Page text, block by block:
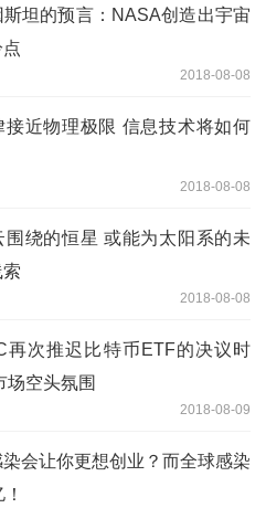
坦的预言：NASA创造出宇宙
2018-08-08
接近物理极限 信息技术将如何
2018-08-08
围绕的恒星 或能为太阳系的未
2018-08-08
再次推迟比特币ETF的决议时
场空头氛围
2018-08-09
会让你更想创业？而全球感染